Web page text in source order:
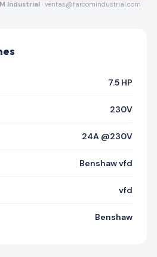
Industrial · ventas@farcomindustrial.com
7.5 HP
230V
24A @230V
Benshaw vfd
vfd
Benshaw